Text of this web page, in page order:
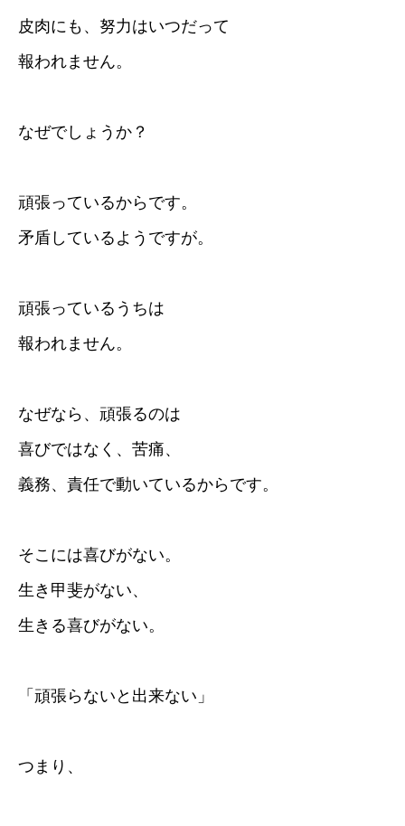
皮肉にも、努力はいつだって
報われません。
なぜでしょうか？
頑張っているからです。
矛盾しているようですが。
頑張っているうちは
報われません。
なぜなら、頑張るのは
喜びではなく、苦痛、
義務、責任で動いているからです。
そこには喜びがない。
生き甲斐がない、
生きる喜びがない。
「頑張らないと出来ない」
つまり、